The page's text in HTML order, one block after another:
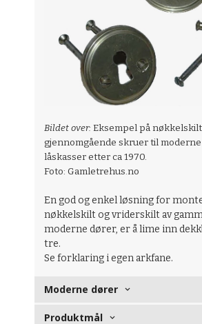
Bildet over:Eksempel på
gjennomgående skruer til
låskasser etter ca 1970.
Foto: Gamletrehus.no
En god og enkel løsning for
nøkkelskilt og vriderskilt av
moderne dører, er å lime inn
tre.
Se forklaring i egen arkfane.
Moderne dører
Produktmål